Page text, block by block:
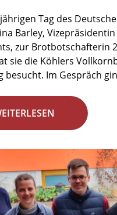
Tag des
Barley,
zur Brotbotschafterin
sie die Köhlers
besucht. Im Gespräch